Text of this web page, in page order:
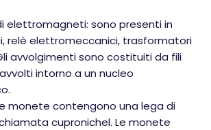
elettromagneti: sono presenti in
relè elettromeccanici, trasformatori
avvolgimenti sono costituiti da fili
intorno a un nucleo
monete contengono una lega di
cupronichel. Le monete